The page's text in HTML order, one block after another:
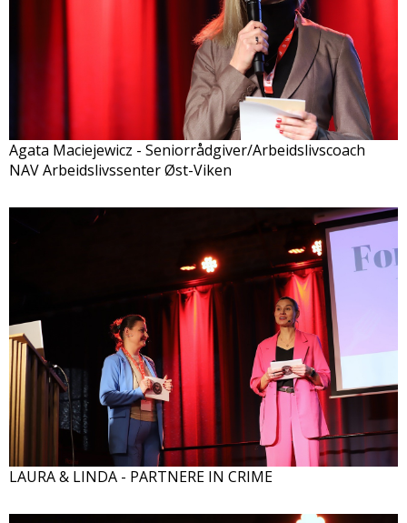
Agata Maciejewicz - Seniorrådgiver/Arbeidslivscoach
NAV Arbeidslivssenter Øst-Viken
LAURA & LINDA - PARTNERE IN CRIME